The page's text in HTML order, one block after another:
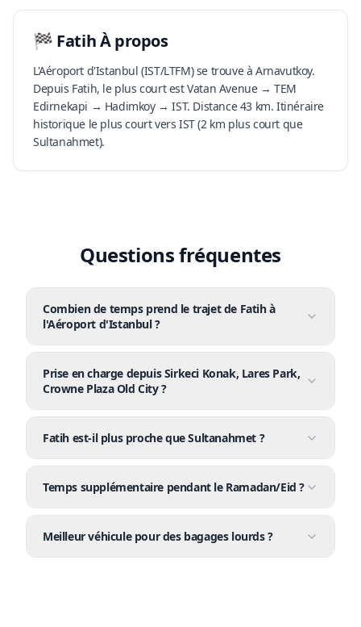
🏁 FatihÀ propos
L'Aéroport d'Istanbul (IST/LTFM) se trouve à Arnavutkoy.
Depuis Fatih, le plus court est Vatan Avenue → TEM
Edirnekapi → Hadimkoy → IST. Distance 43 km. Itinéraire
historique le plus court vers IST (2 km plus court que
Sultanahmet).
Questions fréquentes
Combien de temps prend le trajet de Fatih à
l'Aéroport d'Istanbul ?
Prise en charge depuis Sirkeci Konak, Lares Park,
Crowne Plaza Old City ?
Fatih est-il plus proche que Sultanahmet ?
Temps supplémentaire pendant le Ramadan/Eid ?
Meilleur véhicule pour des bagages lourds ?